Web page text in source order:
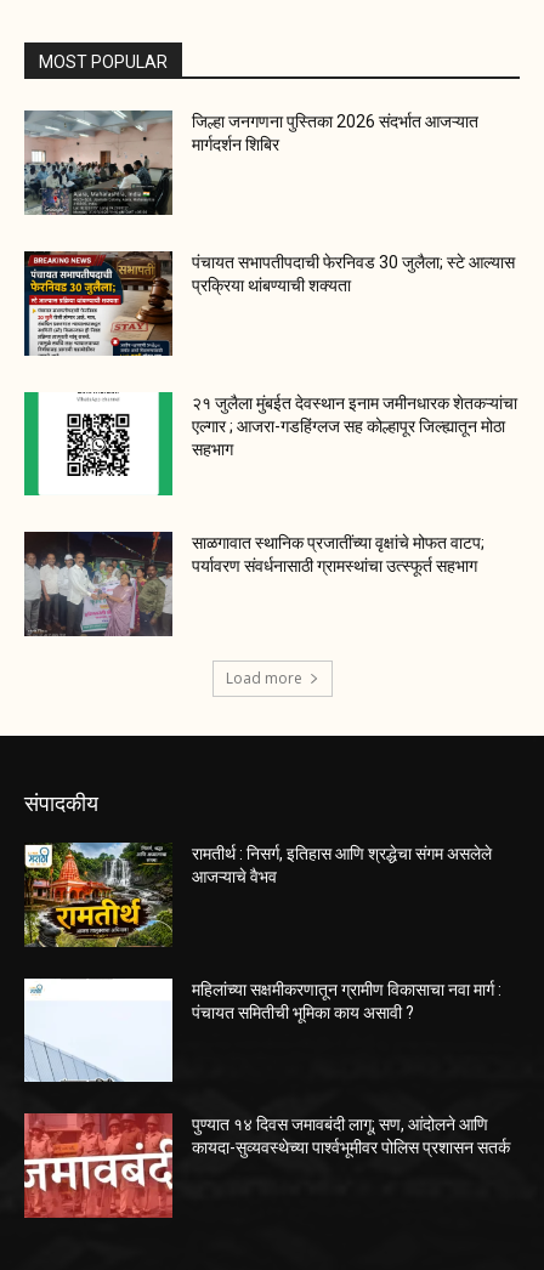
MOST POPULAR
जिल्हा जनगणना पुस्तिका 2026 संदर्भात आजऱ्यात
मार्गदर्शन शिबिर
पंचायत सभापतीपदाची फेरनिवड 30 जुलैला; स्टे आल्यास
प्रक्रिया थांबण्याची शक्यता
२१ जुलैला मुंबईत देवस्थान इनाम जमीनधारक शेतकऱ्यांचा
एल्गार ; आजरा-गडहिंग्लज सह कोल्हापूर जिल्ह्यातून मोठा
सहभाग
साळगावात स्थानिक प्रजातींच्या वृक्षांचे मोफत वाटप;
पर्यावरण संवर्धनासाठी ग्रामस्थांचा उत्स्फूर्त सहभाग
Load more
संपादकीय
रामतीर्थ : निसर्ग, इतिहास आणि श्रद्धेचा संगम असलेले
आजऱ्याचे वैभव
महिलांच्या सक्षमीकरणातून ग्रामीण विकासाचा नवा मार्ग :
पंचायत समितीची भूमिका काय असावी ?
पुण्यात १४ दिवस जमावबंदी लागू; सण, आंदोलने आणि
कायदा-सुव्यवस्थेच्या पार्श्वभूमीवर पोलिस प्रशासन सतर्क